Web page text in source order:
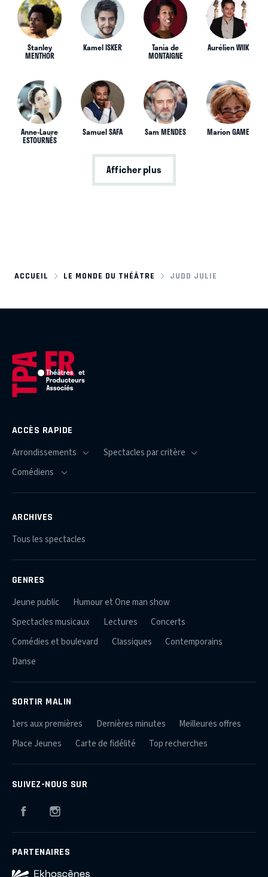
Stanley
MENTHOR
Kamel ISKER Tania de
MONTAIGNE
Aurélien WIIK
Anne-Laure
ESTOURNÈS
Samuel SAFA Sam MENDES Marion GAME
Afficher plus
ACCUEIL LE MONDE DU THÉÂTRE JUDD JULIE
ACCÈS RAPIDE
ARCHIVES
Tous les spectacles
GENRES
Jeune public
Humour et One man show
Spectacles musicaux
Lectures
Concerts
Comédies et boulevard
Classiques
Contemporains
Danse
SORTIR MALIN
1ers aux premières Dernières minutes
Meilleures offres
Place Jeunes
Carte de fidélité Top recherches
SUIVEZ-NOUS SUR
Facebook
PARTENAIRES